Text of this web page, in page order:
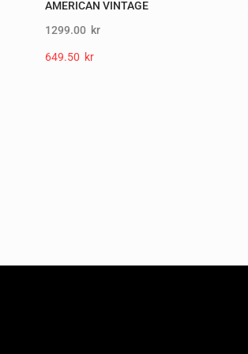
AMERICAN VINTAGE
1299.00 kr
649.50 Kr